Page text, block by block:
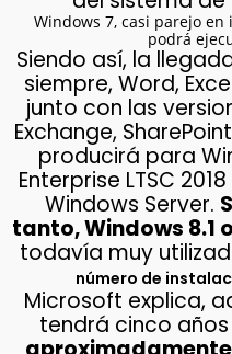
Windows 7, casi parejo en
podrá
Siendo así, la
siempre, Word,
junto con las
Exchange,
producirá para
Enterprise LTSC
Windows Server.
tanto, Windows 8.1
todavía muy
número de
Microsoft explica,
tendrá cinco